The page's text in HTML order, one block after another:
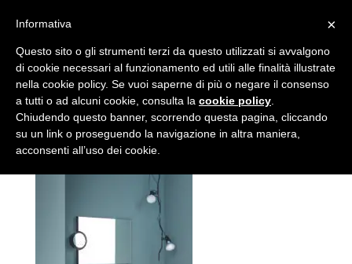
Narciso Mini
daAutore|Nov 23, 2017
×
Informativa
Questo sito o gli strumenti terzi da questo utilizzati si avvalgono
di cookie necessari al funzionamento ed utili alle finalità illustrate
nella cookie policy. Se vuoi saperne di più o negare il consenso
a tutti o ad alcuni cookie, consulta la cookie policy
Chiudendo questo banner, scorrendo questa pagina, cliccando
su un link o proseguendo la navigazione in altra maniera,
acconsenti all’uso dei cookie.